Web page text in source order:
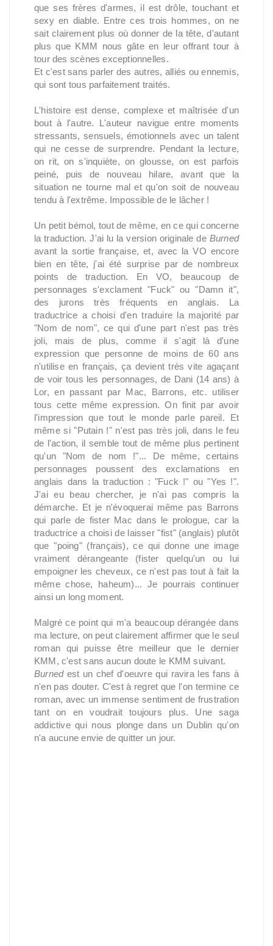
que ses frères d'armes, il est drôle, touchant et
sexy en diable. Entre ces trois hommes, on ne
sait clairement plus où donner de la tête, d'autant
plus que KMM nous gâte en leur offrant tour à
tour des scènes exceptionnelles.
Et c'est sans parler des autres, alliés ou ennemis,
qui sont tous parfaitement traités.
L'histoire est dense, complexe et maîtrisée d'un
bout à l'autre. L'auteur navigue entre moments
stressants, sensuels, émotionnels avec un talent
qui ne cesse de surprendre. Pendant la lecture,
on rit, on s'inquiète, on glousse, on est parfois
peiné, puis de nouveau hilare, avant que la
situation ne tourne mal et qu'on soit de nouveau
tendu à l'extrême. Impossible de le lâcher !
Un petit bémol, tout de même, en ce qui concerne
la traduction. J'ai lu la version originale de Burned
avant la sortie française, et, avec la VO encore
bien en tête, j'ai été surprise par de nombreux
points de traduction. En VO, beaucoup de
personnages s'exclament "Fuck" ou "Damn it",
des jurons très fréquents en anglais. La
traductrice a choisi d'en traduire la majorité par
"Nom de nom", ce qui d'une part n'est pas très
joli, mais de plus, comme il s'agit là d'une
expression que personne de moins de 60 ans
n'utilise en français, ça devient très vite agaçant
de voir tous les personnages, de Dani (14 ans) à
Lor, en passant par Mac, Barrons, etc. utiliser
tous cette même expression. On finit par avoir
l'impression que tout le monde parle pareil. Et
même si "Putain !" n'est pas très joli, dans le feu
de l'action, il semble tout de même plus pertinent
qu'un "Nom de nom !"... De même, certains
personnages poussent des exclamations en
anglais dans la traduction : "Fuck !" ou "Yes !".
J'ai eu beau chercher, je n'ai pas compris la
démarche. Et je n'évoquerai même pas Barrons
qui parle de fister Mac dans le prologue, car la
traductrice a choisi de laisser "fist" (anglais) plutôt
que "poing" (français), ce qui donne une image
vraiment dérangeante (fister quelqu'un ou lui
empoigner les cheveux, ce n'est pas tout à fait la
même chose, haheum)... Je pourrais continuer
ainsi un long moment.
Malgré ce point qui m'a beaucoup dérangée dans
ma lecture, on peut clairement affirmer que le seul
roman qui puisse être meilleur que le dernier
KMM, c'est sans aucun doute le KMM suivant.
Burnedest un chef d'oeuvre qui ravira les fans à
n'en pas douter. C'est à regret que l'on termine ce
roman, avec un immense sentiment de frustration
tant on en voudrait toujours plus. Une saga
addictive qui nous plonge dans un Dublin qu'on
n'a aucune envie de quitter un jour.